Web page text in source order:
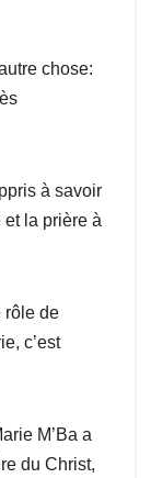
chose:
à savoir
et la prière à
rôle de
c’est
M’Ba a
du Christ,